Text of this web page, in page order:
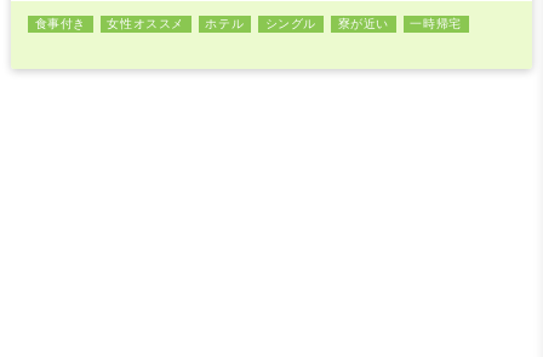
を心掛けています。ホテルは教習所に隣接している為、空いた時間もお
部屋でゆっくりできます（清掃時間9:30～14:00は除く）。2021年11
好評です！
食事付き 女性オススメ ホテル シングル 寮が近い 一時帰宅